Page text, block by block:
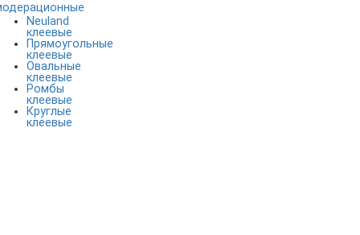
Neuland
клеевые
Прямоугольные
клеевые
Овальные
клеевые
Ромбы
клеевые
Круглые
клеевые